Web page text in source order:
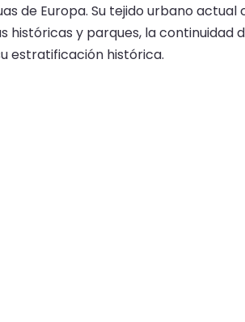
de Europa. Su tejido urbano
y parques, la continuidad
estratificación histórica.